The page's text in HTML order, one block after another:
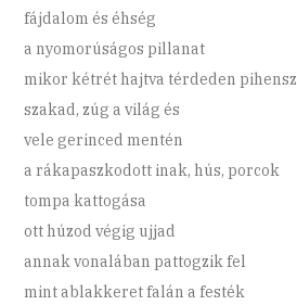
fájdalom és éhség
a nyomorúságos pillanat
mikor kétrét hajtva térdeden pihensz
szakad, zúg a világ és
vele gerinced mentén
a rákapaszkodott inak, hús, porcok
tompa kattogása
ott húzod végig ujjad
annak vonalában pattogzik fel
mint ablakkeret falán a festék